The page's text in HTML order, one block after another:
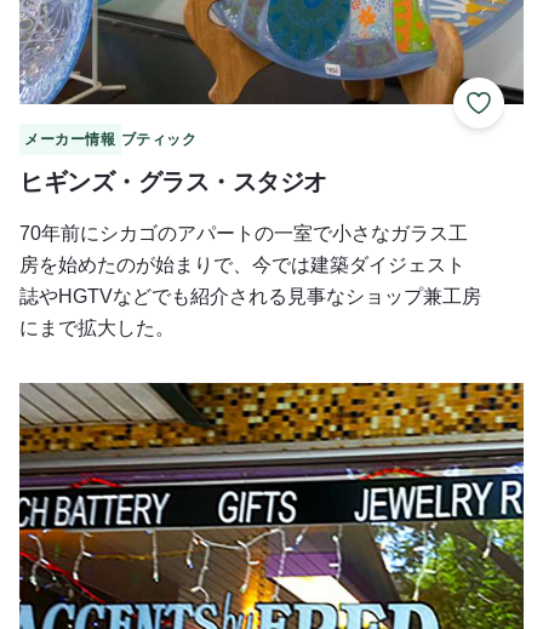
お気に
メーカー情報 ブティック
ヒギンズ・グラス・スタジオ
70年前にシカゴのアパートの一室で小さなガラス工
房を始めたのが始まりで、今では建築ダイジェスト
誌やHGTVなどでも紹介される見事なショップ兼工房
にまで拡大した。
フレッドのアクセント